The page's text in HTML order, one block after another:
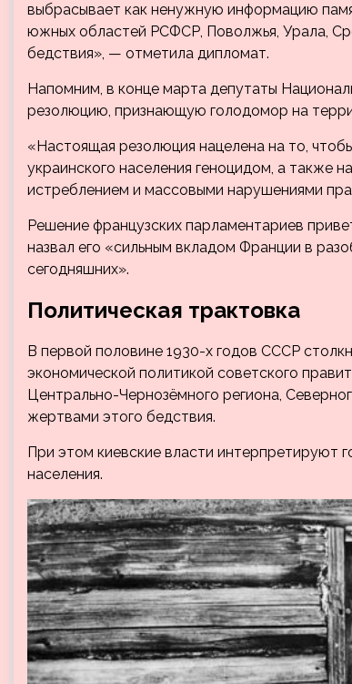
выбрасывает как ненужную информацию
южных областей РСФСР, Поволжья, Урала,
бедствия», — отметила дипломат.
Напомним, в конце марта депутаты
резолюцию, признающую голодомор на
«Настоящая резолюция нацелена на то,
украинского населения геноцидом, а также
истреблением и массовыми нарушениями
Решение французских парламентариев
назвал его «сильным вкладом Франции в
сегодняшних».
Политическая трактовка
В первой половине 1930-х годов СССР
экономической политикой советского
Центрально-Чернозёмного региона,
жертвами этого бедствия.
При этом киевские власти интерпретируют
населения.